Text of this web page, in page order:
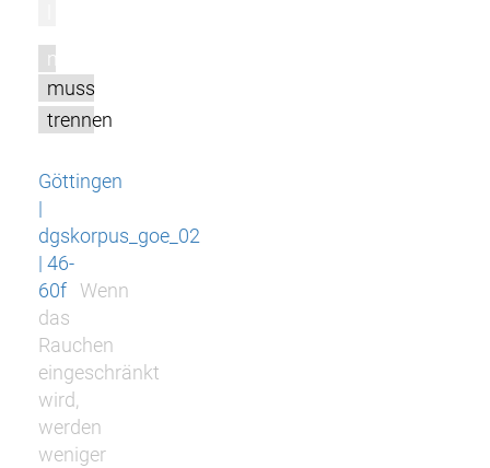
m
muss
trennen
Göttingen
|
dgskorpus_goe_02
| 46-
60f
Wenn
das
Rauchen
eingeschränkt
wird,
werden
weniger